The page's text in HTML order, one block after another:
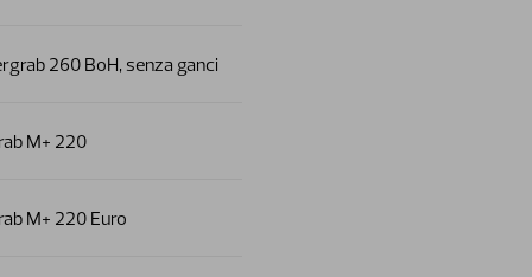
260 BoH, senza ganci
M+ 220
M+ 220 Euro